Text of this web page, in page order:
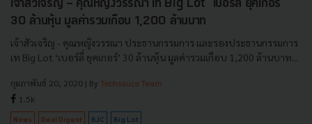
เจ้าสัวเจริญ - คุณหญิงวรรณา เท Big Lot ‘เบอร์ลี่ ยุคเกอร์’
30 ล้านหุ้น มูลค่ารวมเกือบ 1,200 ล้านบาท
เจ้าสัวเจริญ - คุณหญิงวรรณา ประธานกรรมการ และรองประธานกรรมการ
เท Big Lot ‘เบอร์ลี่ ยุคเกอร์’ 30 ล้านหุ้น มูลค่ารวมเกือบ 1,200 ล้านบาท...
กุมภาพันธ์ 20, 2020 | By Techsauce Team
1.5k
News Deal Digest BJC Big Lot